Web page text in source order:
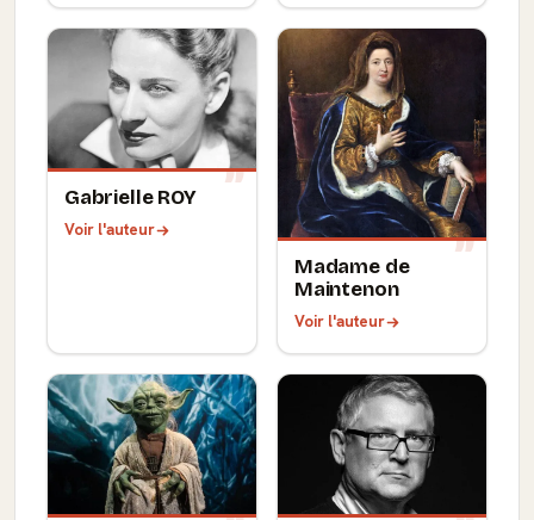
Gabrielle ROY
Voir l'auteur
Madame de
Maintenon
Voir l'auteur